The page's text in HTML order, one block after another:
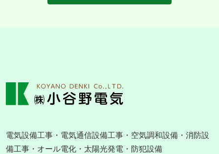
電気設備工事・電気通信設備工事・空気調和設備・消防設
備工事・オール電化・太陽光発電・防犯設備